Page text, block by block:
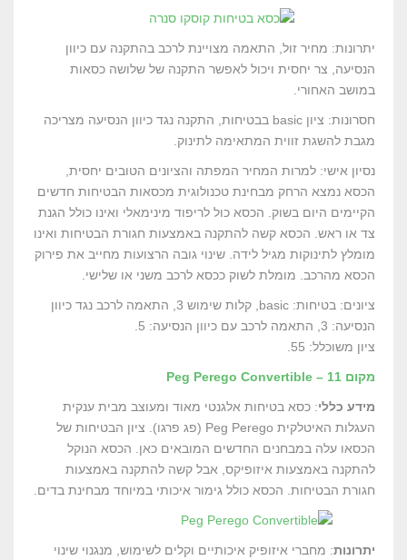
יתרונות: מחיר זול, התאמה מצויינת לרכב בהתקנה עם כיוון
הנסיעה, צר יחסית ויכול לאפשר התקנה של שלושה כסאות
במושב האחורי.
חסרונות: ציון basic בבטיחות, התקנה נגד כיוון הנסיעה מצריכה
מגבת להשגת זווית המתאימה לתינוק.
נסיון אישי: למרות המחיר המפתה והציונים הטובים יחסית,
הכסא נמצא הרחק מבחינת טכנולוגית מכסאות הבטיחות חדשים
הקיימים היום בשוק. הכסא כול לריפוד מינימאלי ואינו כולל הגנת
צד או ראש. הכסא קשה להתקנה באמצעות חגורת הבטיחות ואינו
מומלץ לתינוקות מגיל לידה. שינוי גובה הרצועות מחייב את פירוק
הכסא מהרכב. מומלת לשוק ככסא לרכב משני או שלישי.
ציונים: בטיחות: basic, קלות שימוש 3, התאמה לרכב נגד כיוון
הנסיעה: 3, התאמה לרכב עם כיוון הנסיעה: 5.
ציון משוכלל: 55.
מקום 11 – Peg Perego Convertible
מידע כללי: כסא בטיחות אלגנטי מאוד ומעוצב מבית ענקית
העגלות האיטלקית Peg Perego (פג פרגו). ציון הבטיחות של
הכסאו עלה במבחנים החדשים המובאים כאן. הכסא הנוקל
להתקנה באמצעות איזופיקס, אבל קשה להתקנה באמצעות
חגורת הבטיחות. הכסא כולל גימור איכותי במיוחד מבחינת בדים.
יתרונות: מחברי איזופיק איכותיים וקלים לשימוש, מנגנוי שינוי